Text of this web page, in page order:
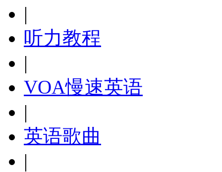
|
听力教程
|
VOA慢速英语
|
英语歌曲
|